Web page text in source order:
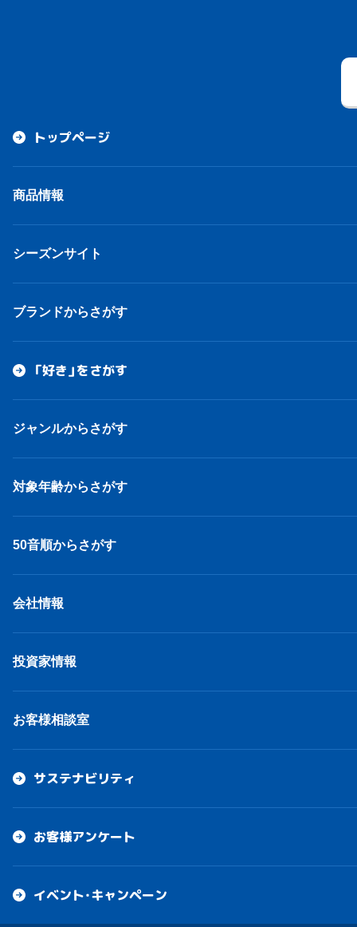
トップページ
商品情報
シーズンサイト
ブランドからさがす
「好き」をさがす
ジャンルからさがす
対象年齢からさがす
50音順からさがす
会社情報
投資家情報
お客様相談室
サステナビリティ
お客様アンケート
イベント・キャンペーン